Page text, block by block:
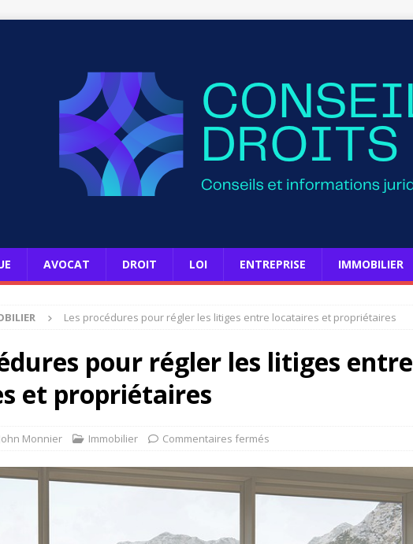
AVOCAT DROIT LOI ENTREPRISE IMMOBILIER
Les procédures pour régler les litiges entre locataires et propriétaires
pour régler les litiges entre
et propriétaires
John Monnier Immobilier Commentaires fermés